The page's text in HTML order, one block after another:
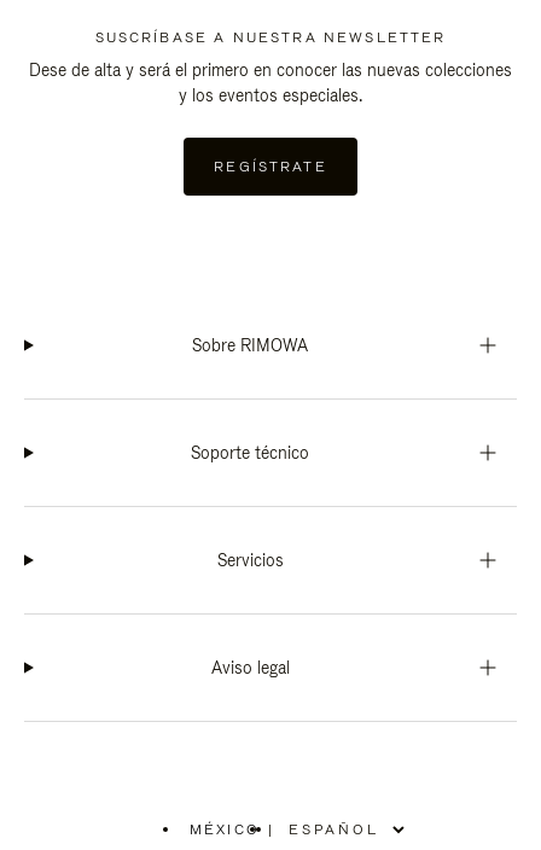
SUSCRÍBASE A NUESTRA NEWSLETTER
Dese de alta y será el primero en conocer las nuevas colecciones
y los eventos especiales.
REGÍSTRATE
Sobre RIMOWA
Soporte técnico
Servicios
Aviso legal
MÉXICO |